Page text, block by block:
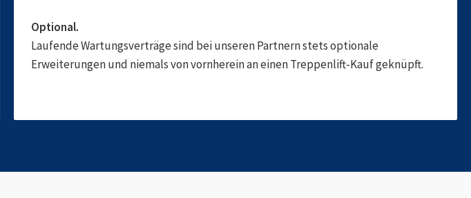
Optional.
Laufende Wartungsverträge sind bei unseren Partnern stets optionale
Erweiterungen und niemals von vornherein an einen Treppenlift-Kauf geknüpft.